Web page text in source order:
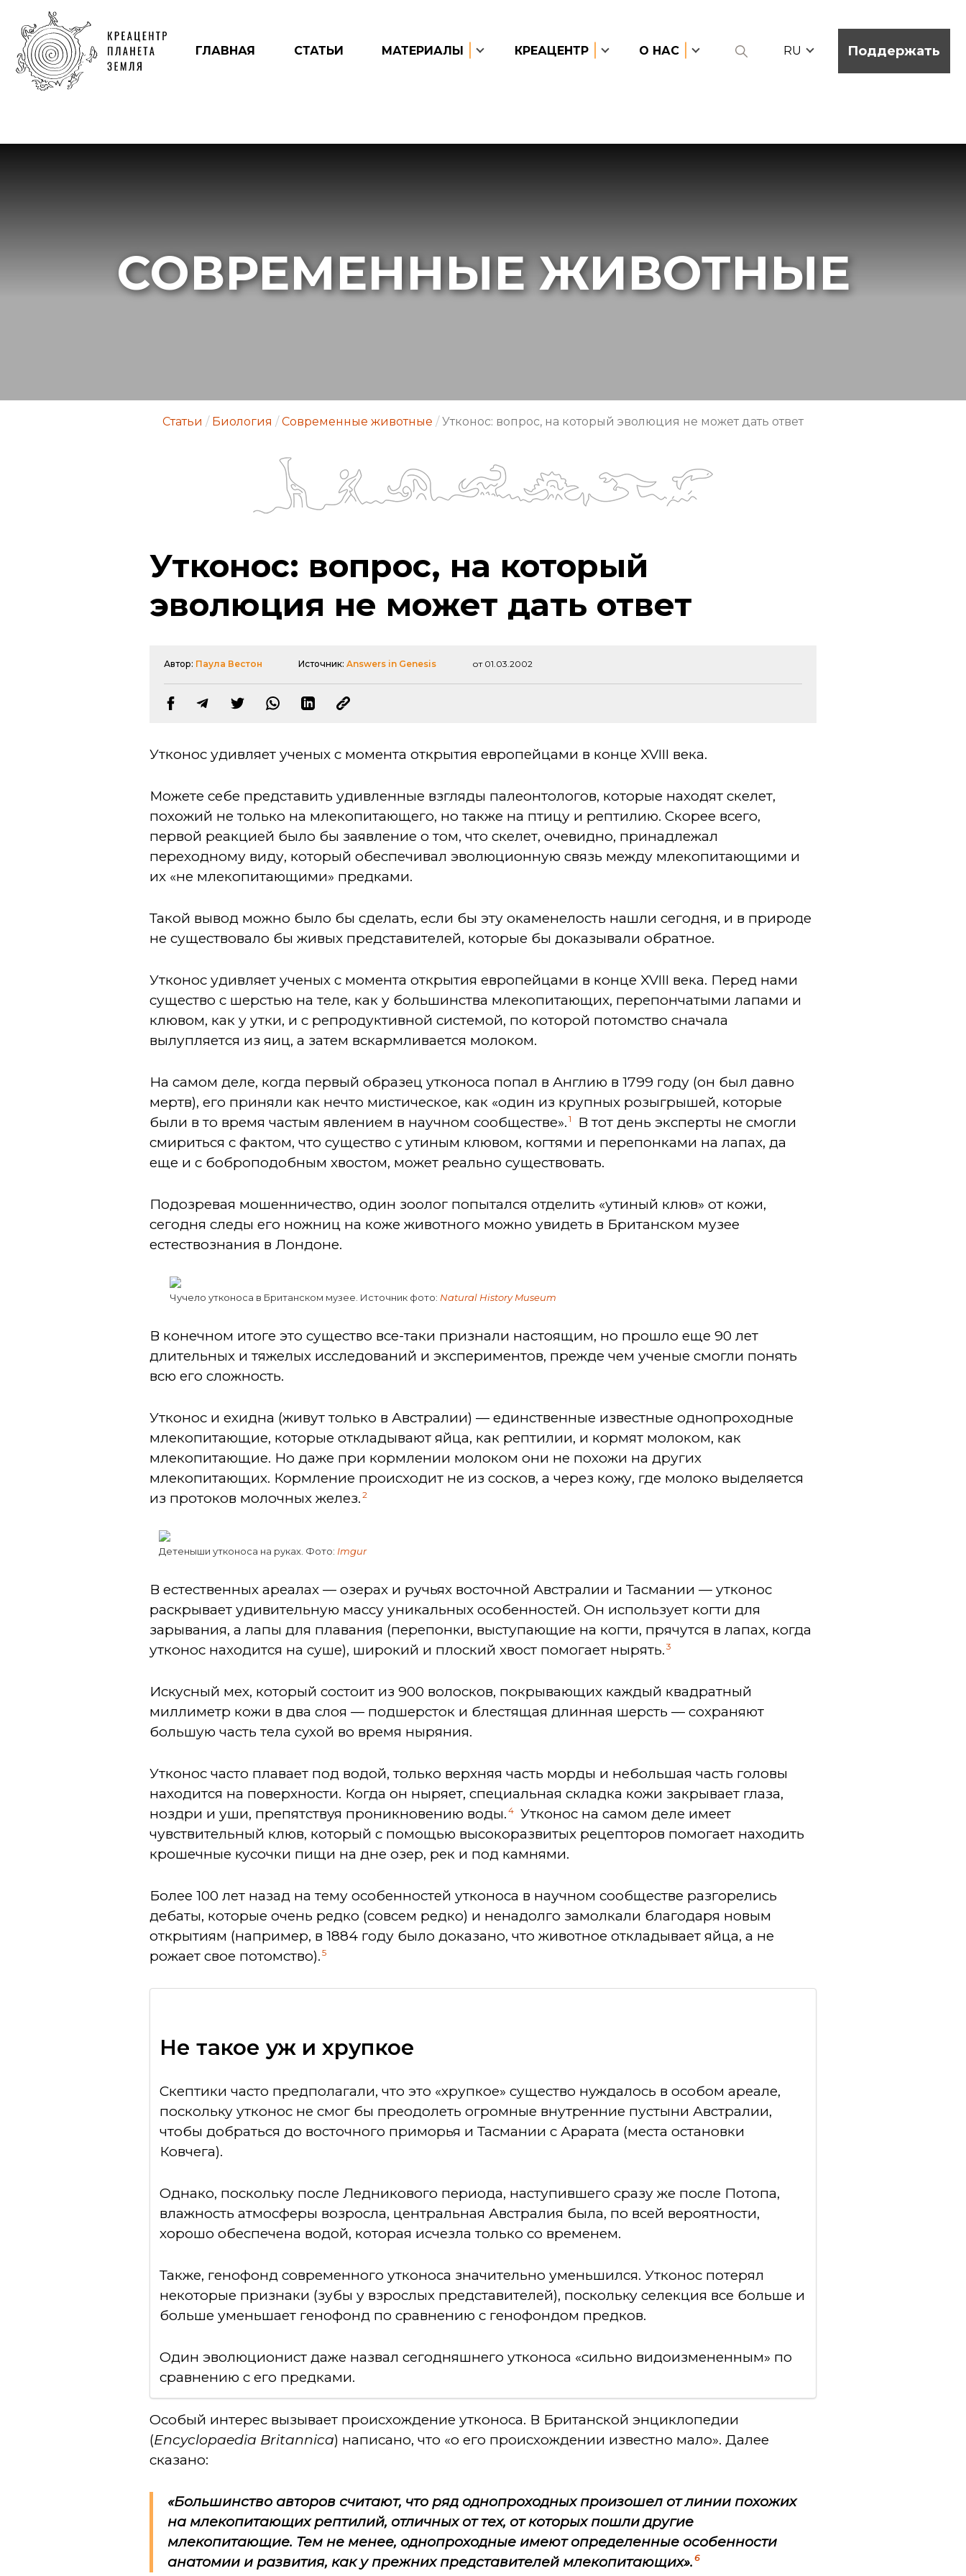
ГЛАВНАЯ СТАТЬИ МАТЕРИАЛЫ КРЕАЦЕНТР О НАС RU Поддержать
СОВРЕМЕННЫЕ ЖИВОТНЫЕ
Статьи / Биология / Современные животные / Утконос: вопрос, на который эволюция не может дать ответ
Утконос: вопрос, на который
эволюция не может дать ответ
Автор: Паула Вестон Источник:Answers in Genesis от 01.03.2002
Утконос удивляет ученых с момента открытия европейцами в конце XVIII века.
Можете себе представить удивленные взгляды палеонтологов, которые находят скелет,
похожий не только на млекопитающего, но также на птицу и рептилию. Скорее всего,
первой реакцией было бы заявление о том, что скелет, очевидно, принадлежал
переходному виду, который обеспечивал эволюционную связь между млекопитающими и
их «не млекопитающими» предками.
Такой вывод можно было бы сделать, если бы эту окаменелость нашли сегодня, и в природе
не существовало бы живых представителей, которые бы доказывали обратное.
Утконос удивляет ученых с момента открытия европейцами в конце XVIII века. Перед нами
существо с шерстью на теле, как у большинства млекопитающих, перепончатыми лапами и
клювом, как у утки, и с репродуктивной системой, по которой потомство сначала
вылупляется из яиц, а затем вскармливается молоком.
На самом деле, когда первый образец утконоса попал в Англию в 1799 году (он был давно
мертв), его приняли как нечто мистическое, как «один из крупных розыгрышей, которые
были в то время частым явлением в научном сообществе». 1
В тот день эксперты не смогли
смириться с фактом, что существо с утиным клювом, когтями и перепонками на лапах, да
еще и с боброподобным хвостом, может реально существовать.
Подозревая мошенничество, один зоолог попытался отделить «утиный клюв» от кожи,
сегодня следы его ножниц на коже животного можно увидеть в Британском музее
естествознания в Лондоне.
Чучело утконоса в Британском музее. Источник фото: Natural History Museum
В конечном итоге это существо все-таки признали настоящим, но прошло еще 90 лет
длительных и тяжелых исследований и экспериментов, прежде чем ученые смогли понять
всю его сложность.
Утконос и ехидна (живут только в Австралии) — единственные известные однопроходные
млекопитающие, которые откладывают яйца, как рептилии, и кормят молоком, как
млекопитающие. Но даже при кормлении молоком они не похожи на других
млекопитающих. Кормление происходит не из сосков, а через кожу, где молоко выделяется
из протоков молочных желез. 2
Детеныши утконоса на руках. Фото: Imgur
В естественных ареалах — озерах и ручьях восточной Австралии и Тасмании — утконос
раскрывает удивительную массу уникальных особенностей. Он использует когти для
зарывания, а лапы для плавания (перепонки, выступающие на когти, прячутся в лапах, когда
утконос находится на суше), широкий и плоский хвост помогает нырять. 3
Искусный мех, который состоит из 900 волосков, покрывающих каждый квадратный
миллиметр кожи в два слоя — подшерсток и блестящая длинная шерсть — сохраняют
большую часть тела сухой во время ныряния.
Утконос часто плавает под водой, только верхняя часть морды и небольшая часть головы
находится на поверхности. Когда он ныряет, специальная складка кожи закрывает глаза,
ноздри и уши, препятствуя проникновению воды. 4 Утконос на самом деле имеет
чувствительный клюв, который с помощью высокоразвитых рецепторов помогает находить
крошечные кусочки пищи на дне озер, рек и под камнями.
Более 100 лет назад на тему особенностей утконоса в научном сообществе разгорелись
дебаты, которые очень редко (совсем редко) и ненадолго замолкали благодаря новым
открытиям (например, в 1884 году было доказано, что животное откладывает яйца, а не
рожает свое потомство). 5
Не такое уж и хрупкое
Скептики часто предполагали, что это «хрупкое» существо нуждалось в особом ареале,
поскольку утконос не смог бы преодолеть огромные внутренние пустыни Австралии,
чтобы добраться до восточного приморья и Тасмании с Арарата (места остановки
Ковчега).
Однако, поскольку после Ледникового периода, наступившего сразу же после Потопа,
влажность атмосферы возросла, центральная Австралия была, по всей вероятности,
хорошо обеспечена водой, которая исчезла только со временем.
Также, генофонд современного утконоса значительно уменьшился. Утконос потерял
некоторые признаки (зубы у взрослых представителей), поскольку селекция все больше и
больше уменьшает генофонд по сравнению с генофондом предков.
Один эволюционист даже назвал сегодняшнего утконоса «сильно видоизмененным» по
сравнению с его предками.
Особый интерес вызывает происхождение утконоса. В Британской энциклопедии
(Encyclopaedia Britannica) написано, что «о его происхождении известно мало». Далее
сказано:
«Большинство авторов считают, что ряд однопроходных произошел от линии похожих
на млекопитающих рептилий, отличных от тех, от которых пошли другие
млекопитающие. Тем не менее, однопроходные имеют определенные особенности
анатомии и развития, как у прежних представителей млекопитающих». 6